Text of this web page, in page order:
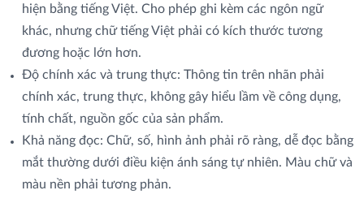
hiện bằng tiếng Việt. Cho phép ghi kèm các ngôn ngữ
khác, nhưng chữ tiếng Việt phải có kích thước tương
đương hoặc lớn hơn.
Độ chính xác và trung thực: Thông tin trên nhãn phải
chính xác, trung thực, không gây hiểu lầm về công dụng,
tính chất, nguồn gốc của sản phẩm.
Khả năng đọc: Chữ, số, hình ảnh phải rõ ràng, dễ đọc bằng
mắt thường dưới điều kiện ánh sáng tự nhiên. Màu chữ và
màu nền phải tương phản.